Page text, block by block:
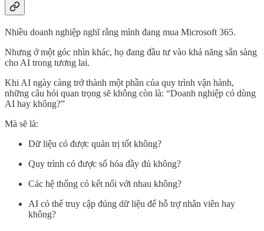
Nhiều doanh nghiệp nghĩ rằng mình đang mua Microsoft 365.
Nhưng ở một góc nhìn khác, họ đang đầu tư vào khả năng sẵn sàng
cho AI trong tương lai.
Khi AI ngày càng trở thành một phần của quy trình vận hành,
những câu hỏi quan trọng sẽ không còn là: “Doanh nghiệp có dùng
AI hay không?”
Mà sẽ là:
Dữ liệu có được quản trị tốt không?
Quy trình có được số hóa đầy đủ không?
Các hệ thống có kết nối với nhau không?
AI có thể truy cập đúng dữ liệu để hỗ trợ nhân viên hay
không?